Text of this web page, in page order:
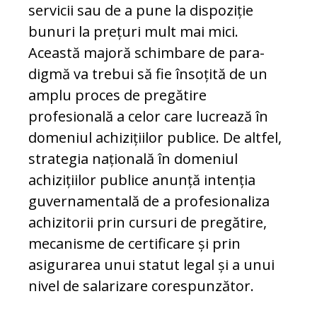
servicii sau de a pune la dispoziție
bunuri la prețuri mult mai mici.
Această majoră schimbare de para­
digmă va trebui să fie însoțită de un
am­plu proces de pregătire
profesională a ce­lor care lucrează în
domeniul achizițiilor pu­blice. De altfel,
strategia națională în do­meniul
achizițiilor publice anunță in­tenția
guvernamentală de a profesionaliza
achizitorii prin cursuri de pregătire,
me­canisme de certificare și prin
asigurarea unui statut legal și a unui
nivel de sala­rizare corespunzător.